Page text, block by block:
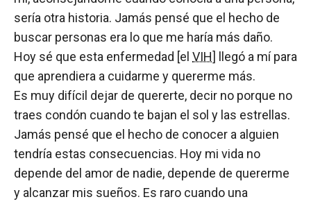
sería otra historia. Jamás pensé que el hecho de
buscar personas era lo que me haría más daño.
Hoy sé que esta enfermedad [el VIH] llegó a mí para
que aprendiera a cuidarme y quererme más.
Es muy difícil dejar de quererte, decir no porque no
traes condón cuando te bajan el sol y las estrellas.
Jamás pensé que el hecho de conocer a alguien
tendría estas consecuencias. Hoy mi vida no
depende del amor de nadie, depende de quererme
y alcanzar mis sueños. Es raro cuando una